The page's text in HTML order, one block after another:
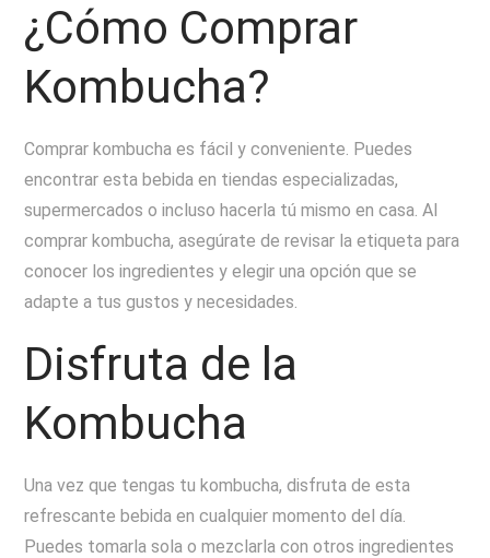
¿Cómo Comprar
Kombucha?
Comprar kombucha es fácil y conveniente. Puedes
encontrar esta bebida en tiendas especializadas,
supermercados o incluso hacerla tú mismo en casa. Al
comprar kombucha, asegúrate de revisar la etiqueta para
conocer los ingredientes y elegir una opción que se
adapte a tus gustos y necesidades.
Disfruta de la
Kombucha
Una vez que tengas tu kombucha, disfruta de esta
refrescante bebida en cualquier momento del día.
Puedes tomarla sola o mezclarla con otros ingredientes